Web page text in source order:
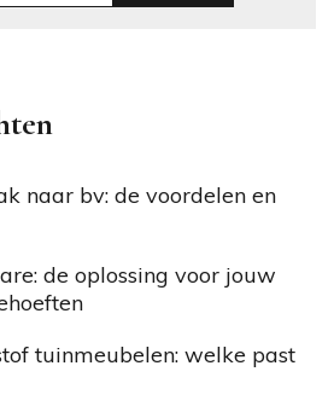
naar bv: de voordelen en
de oplossing voor jouw
tuinmeubelen: welke past